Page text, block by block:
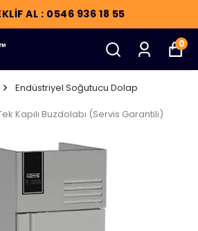
AL : 0546 936 18 55
0
Endüstriyel Soğutucu Dolap
Kapılı Buzdolabı (Servis Garantili)